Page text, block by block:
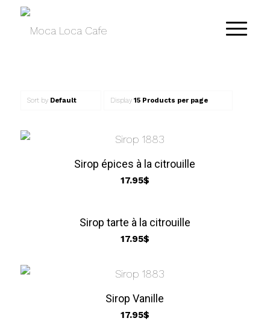
Sort by Default Display 15 Products per page
Sirop épices à la citrouille
17.95$
Sirop tarte à la citrouille
17.95$
Sirop Vanille
17.95$